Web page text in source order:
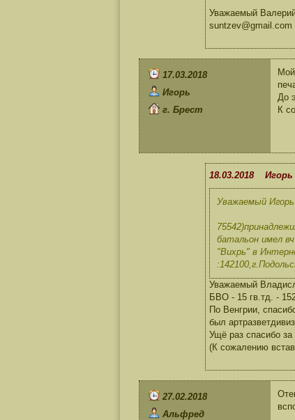
Уважаемый
17.03.2018
Игорь
г. Брест
До
К
18.03.2018 Игорь
Уважаемый
батальон имел
"Вихрь" в
Уважаемый
БВО - 15 гв.тд. -
По Венгрии,
был
Ущё раз спасибо за
(К сожалению
27.02.2018
Альфред